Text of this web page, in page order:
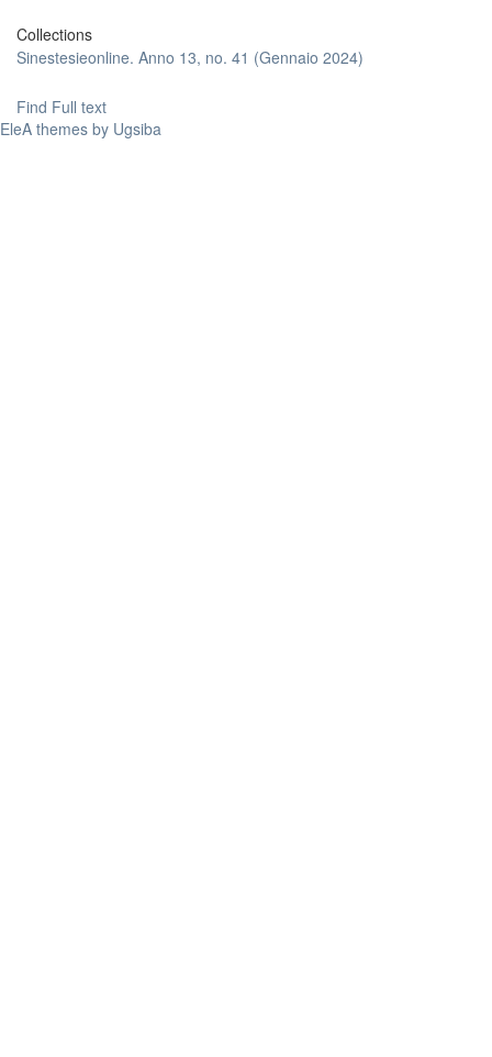
Collections
Sinestesieonline. Anno 13, no. 41 (Gennaio 2024)
Find Full text
EleA themes by Ugsiba